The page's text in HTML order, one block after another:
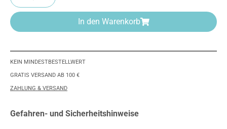
In den Warenkorb
KEIN MINDESTBESTELLWERT
GRATIS VERSAND AB 100 €
ZAHLUNG & VERSAND
Gefahren- und Sicherheitshinweise